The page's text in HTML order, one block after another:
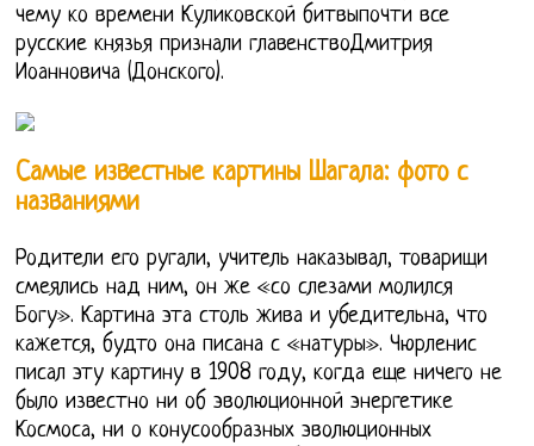
чему ко времени Куликовской битвыпочти все
русские князья признали главенствоДмитрия
Иоанновича (Донского).
Самые известные картины Шагала: фото с
названиями
Родители его ругали, учитель наказывал, товарищи
смеялись над ним, он же «со слезами молился
Богу». Картина эта столь жива и убедительна, что
кажется, будто она писана с «натуры». Чюрленис
писал эту картину в 1908 году, когда еще ничего не
было известно ни об эволюционной энергетике
Космоса, ни о конусообразных эволюционных